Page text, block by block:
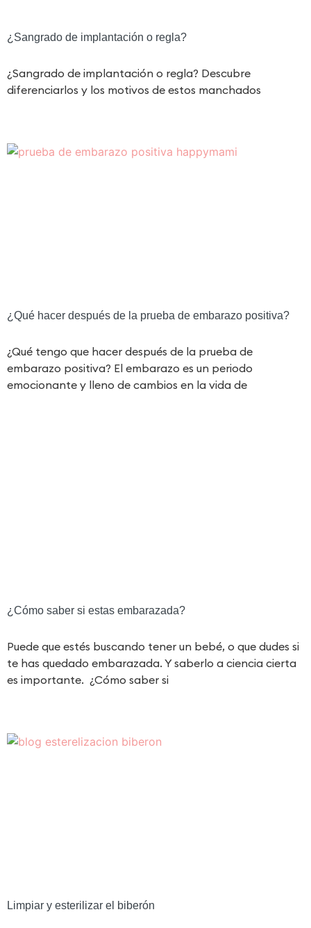
¿Sangrado de implantación o regla?
¿Sangrado de implantación o regla? Descubre
diferenciarlos y los motivos de estos manchados
¿Qué hacer después de la prueba de embarazo positiva?
¿Qué tengo que hacer después de la prueba de
embarazo positiva? El embarazo es un periodo
emocionante y lleno de cambios en la vida de
¿Cómo saber si estas embarazada?
Puede que estés buscando tener un bebé, o que dudes si
te has quedado embarazada. Y saberlo a ciencia cierta
es importante. ¿Cómo saber si
Limpiar y esterilizar el biberón